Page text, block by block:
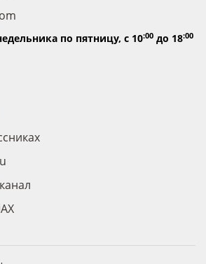
по пятницу, с 10:00 до 18:00